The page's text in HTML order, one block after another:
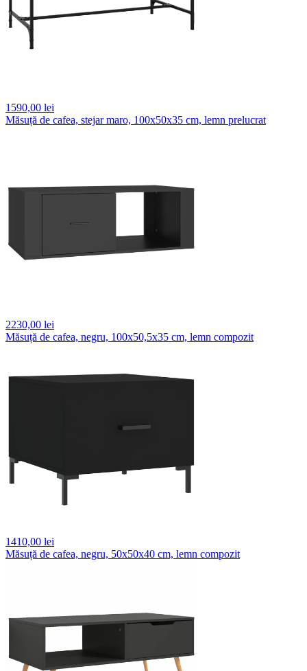
1590,00 lei
Măsuță de cafea, stejar maro, 100x50x35 cm, lemn prelucrat
2230,00 lei
Măsuță de cafea, negru, 100x50,5x35 cm, lemn compozit
1410,00 lei
Măsuță de cafea, negru, 50x50x40 cm, lemn compozit